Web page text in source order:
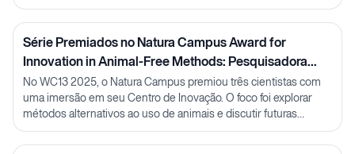
Série Premiados no Natura Campus Award for
Innovation in Animal-Free Methods: Pesquisadora
Julia Carnelós
No WC13 2025, o Natura Campus premiou três cientistas com
uma imersão em seu Centro de Inovação. O foco foi explorar
métodos alternativos ao uso de animais e discutir futuras
parcerias em P&D.